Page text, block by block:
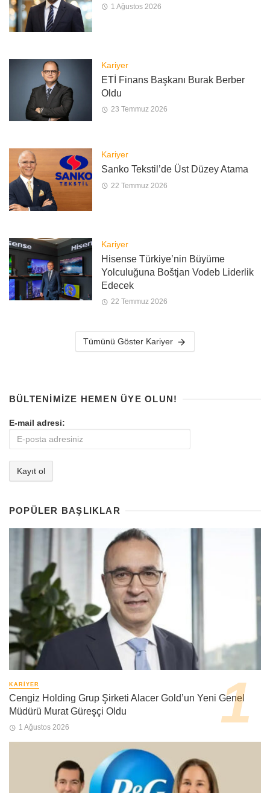
1 Ağustos 2026
Kariyer
ETİ Finans Başkanı Burak Berber
Oldu
23 Temmuz 2026
Kariyer
Sanko Tekstil’de Üst Düzey Atama
22 Temmuz 2026
Kariyer
Hisense Türkiye’nin Büyüme
Yolculuğuna Boštjan Vodeb Liderlik
Edecek
22 Temmuz 2026
Tümünü Göster Kariyer
BÜLTENIMIZE HEMEN ÜYE OLUN!
E-mail adresi:
POPÜLER BAŞLIKLAR
KARIYER
Cengiz Holding Grup Şirketi Alacer Gold’un Yeni Genel
Müdürü Murat Güreşçi Oldu
1 Ağustos 2026